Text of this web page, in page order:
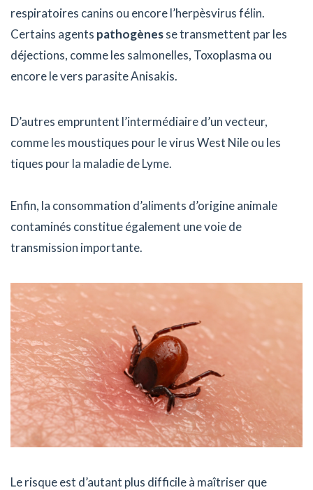
respiratoires canins ou encore l’herpèsvirus félin.
Certains agents pathogènesse transmettent par les
déjections, comme les salmonelles, Toxoplasma ou
encore le vers parasite Anisakis.
D’autres empruntent l’intermédiaire d’un vecteur,
comme les moustiques pour le virus West Nile ou les
tiques pour la maladie de Lyme.
Enfin, la consommation d’aliments d’origine animale
contaminés constitue également une voie de
transmission importante.
Le risque est d’autant plus difficile à maîtriser que